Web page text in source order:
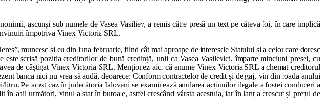
ascunși sub numele de Vasea Vasiliev, a remis către presă un text pe câteva foi, în care implică
împotriva Vinex Victoria SRL.
muncesc și eu din luna februarie, fiind cât mai aproape de interesele Statului și a celor care doresc
scrisă poziția creditorilor de bună credință, unii ca Vasea Vasilevici, împarte minciuni presei, cu
de câștigat Vinex Victoria SRL. Menționez aici că anume Vinex Victoria SRL a chemat creditorul
banca nici nu vrea să audă, deoarece: Conform contractelor de credit și de gaj, vin din roada anului
Pe acest caz în judecătoria Ialoveni se examinează anularea acțiunilor ilegale a fostei conduceri a
anii următori, vinul a stat în butoaie, astfel crescând vârsta acestuia, iar în lanț a crescut și prețul de